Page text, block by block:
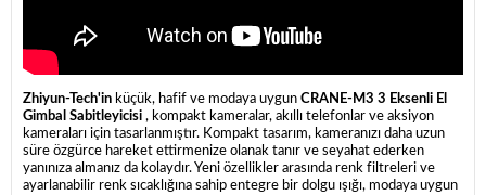
Zhiyun-Tech'in küçük, hafif ve modaya uygun CRANE-M3 3 Eksenli El
Gimbal Sabitleyicisi , kompakt kameralar, akıllı telefonlar ve aksiyon
kameraları için tasarlanmıştır. Kompakt tasarım, kameranızı daha uzun
süre özgürce hareket ettirmenize olanak tanır ve seyahat ederken
yanınıza almanız da kolaydır. Yeni özellikler arasında renk filtreleri ve
ayarlanabilir renk sıcaklığına sahip entegre bir dolgu ışığı, modaya uygun